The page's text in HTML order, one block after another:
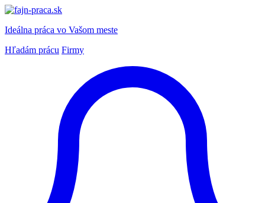
Ideálna práca vo Vašom meste
Hľadám prácu Firmy